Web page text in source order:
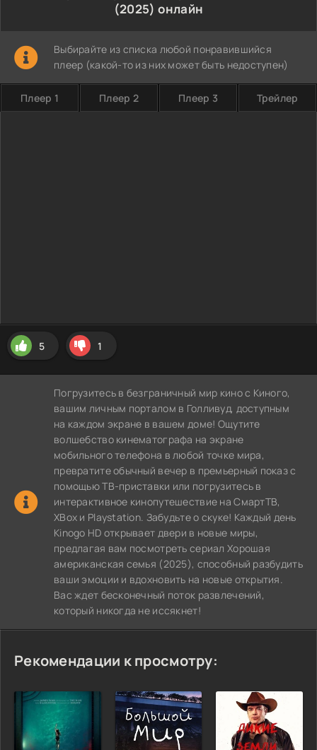
(2025) онлайн
Выбирайте из списка любой понравившийся
плеер (какой-то из них может быть недоступен)
Плеер 1 Плеер 2 Плеер 3 Трейлер
5 1
Погрузитесь в безграничный мир кино с Киного,
вашим личным порталом в Голливуд, доступным
на каждом экране в вашем доме! Ощутите
волшебство кинематографа на экране
мобильного телефона в любой точке мира,
превратите обычный вечер в премьерный показ с
помощью ТВ-приставки или погрузитесь в
интерактивное кинопутешествие на СмартТВ,
XBox и Playstation. Забудьте о скуке! Каждый день
Kinogo HD открывает двери в новые миры,
предлагая вам посмотреть сериал Хорошая
американская семья (2025), способный разбудить
ваши эмоции и вдохновить на новые открытия.
Вас ждет бесконечный поток развлечений,
который никогда не иссякнет!
Рекомендации к просмотру: